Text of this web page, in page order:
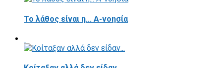
Το λάθος είναι η... Α-νοησία